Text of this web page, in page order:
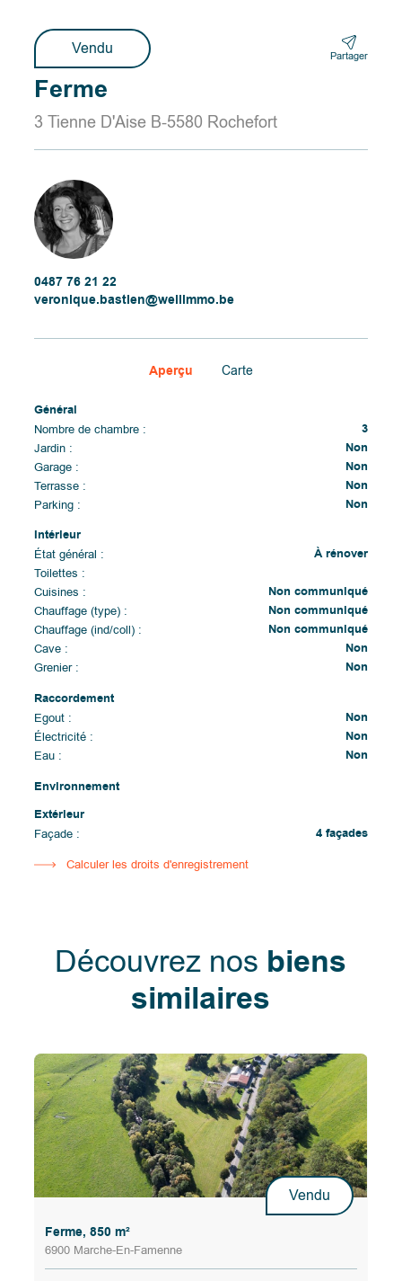
Vendu Partager
Ferme
3 Tienne D'Aise B-5580 Rochefort
0487 76 21 22
veronique.bastien@wellimmo.be
Aperçu Carte
Général
Nombre de chambre : 3
Jardin : Non
Garage : Non
Terrasse : Non
Parking :
Non
Intérieur
État général : À rénover
Toilettes :
Cuisines :
Non communiqué
Chauffage (type) : Non communiqué
Chauffage (ind/coll) : Non communiqué
Cave : Non
Grenier :
Non
Raccordement
Egout : Non
Électricité : Non
Eau :
Non
Environnement
Extérieur
Façade : 4 façades
Calculer les droits d'enregistrement
Découvrez nos biens
similaires
Vendu
Ferme, 850 m²
6900 Marche-En-Famenne